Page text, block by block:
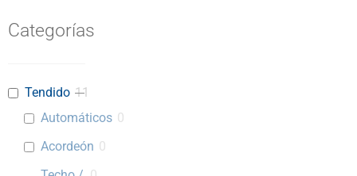
Categorías
Tendido 11
Automáticos 0
Acordeón 0